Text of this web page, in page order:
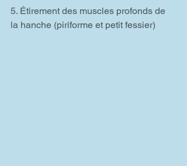
5. Étirement des muscles profonds de
la hanche (piriforme et petit fessier)